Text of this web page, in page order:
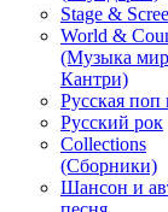
Stage &
World &
(Музыка
Кантри)
Русская поп
Русский рок
Сollections
(Сборники)
Шансон и